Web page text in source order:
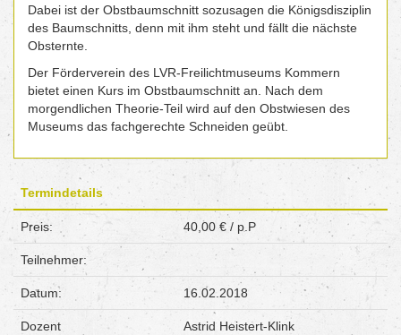
Dabei ist der Obstbaumschnitt sozusagen die Königsdisziplin
des Baumschnitts, denn mit ihm steht und fällt die nächste
Obsternte.
Der Förderverein des LVR-Freilichtmuseums Kommern
bietet einen Kurs im Obstbaumschnitt an. Nach dem
morgendlichen Theorie-Teil wird auf den Obstwiesen des
Museums das fachgerechte Schneiden geübt.
Termindetails
Preis: 40,00 € / p.P
Teilnehmer:
Datum: 16.02.2018
Dozent Astrid Heistert-Klink